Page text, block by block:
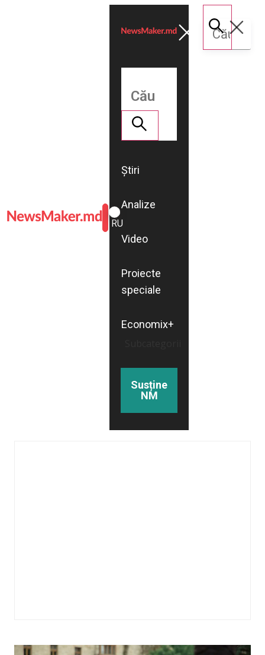
ROMÂNĂ
RU
Știri
Analize
Video
Proiecte
speciale
Economix+
Susține
NM